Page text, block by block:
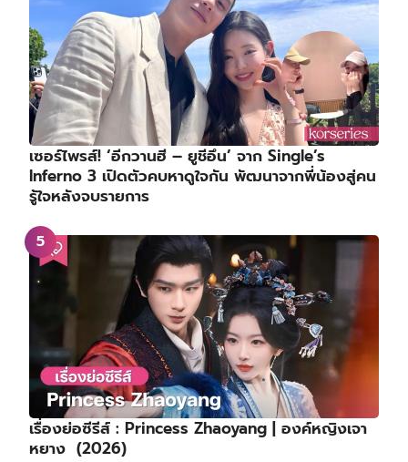
เซอร์ไพรส์! ‘อีกวานฮี – ยูชีอึน’ จาก Single’s
Inferno 3 เปิดตัวคบหาดูใจกัน พัฒนาจากพี่น้องสู่คน
รู้ใจหลังจบรายการ
เรื่องย่อซีรีส์ : Princess Zhaoyang | องค์หญิงเจา
หยาง (2026)